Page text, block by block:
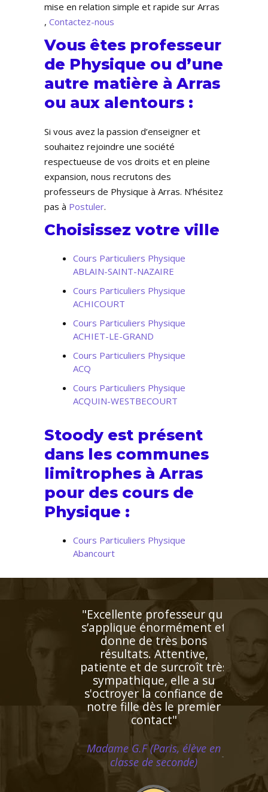
mise en relation simple et rapide sur Arras
, Contactez-nous
Vous êtes professeur
de Physique ou d’une
autre matière à Arras
ou aux alentours :
Si vous avez la passion d’enseigner et
souhaitez rejoindre une société
respectueuse de vos droits et en pleine
expansion, nous recrutons des
professeurs de Physique à Arras. N’hésitez
pas à Postuler.
Choisissez votre ville
Cours Particuliers Physique
ABLAIN-SAINT-NAZAIRE
Cours Particuliers Physique
ACHICOURT
Cours Particuliers Physique
ACHIET-LE-GRAND
Cours Particuliers Physique
ACQ
Cours Particuliers Physique
ACQUIN-WESTBECOURT
Stoody est présent
dans les communes
limitrophes à Arras
pour des cours de
Physique :
Cours Particuliers Physique
Abancourt
"Enseignant de très grande
qualité connaissant
parfaitement l'espagnol
puisqu'il s'agit de sa langue
natale. Très doué pour
enseigner, il prépare
excellemment ses cours.
Bref un modèle"
Monsieur H.E (Marseille,
étudiant au supérieur)